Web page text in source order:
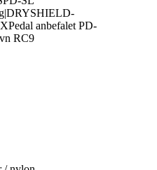
anbefalet PD-
RC9